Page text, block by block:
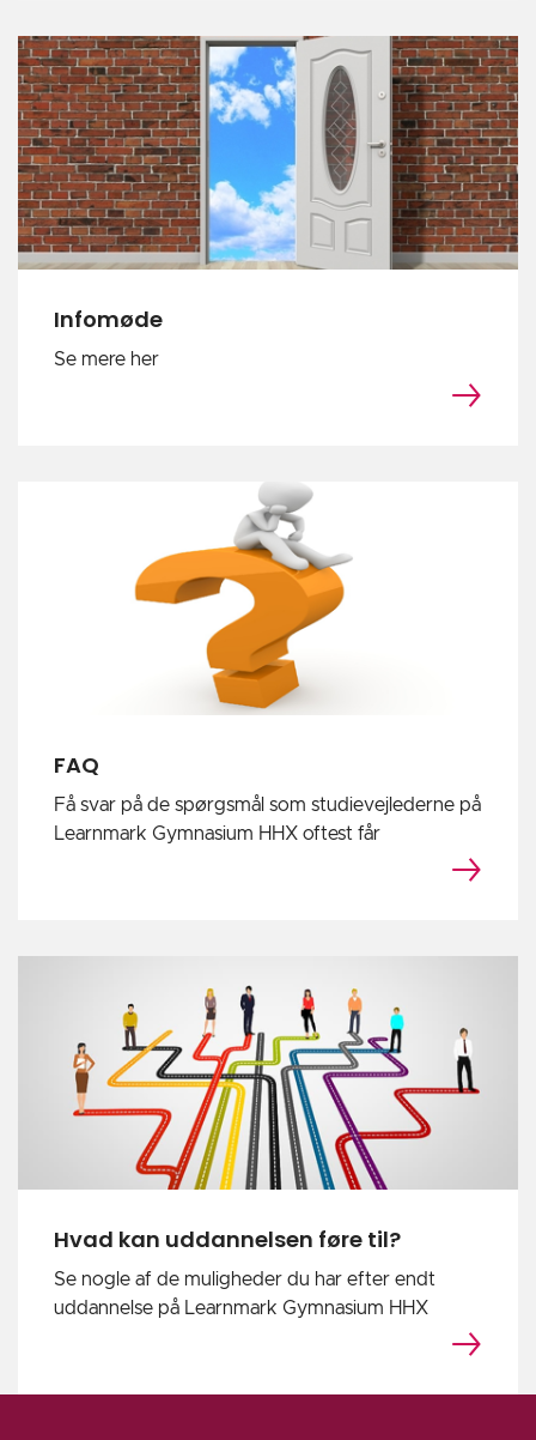
Infomøde
Se mere her
FAQ
Få svar på de spørgsmål som studievejlederne på
Learnmark Gymnasium HHX oftest får
Hvad kan uddannelsen føre til?
Se nogle af de muligheder du har efter endt
uddannelse på Learnmark Gymnasium HHX